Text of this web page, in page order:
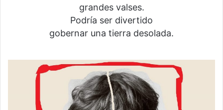
grandes valses.
Podría ser divertido
gobernar una tierra desolada.